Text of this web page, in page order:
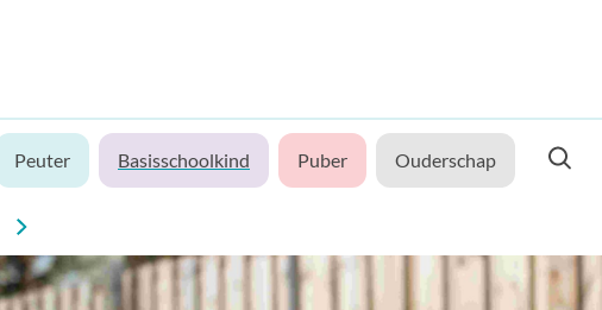
Peuter Basisschoolkind Puber Ouderschap